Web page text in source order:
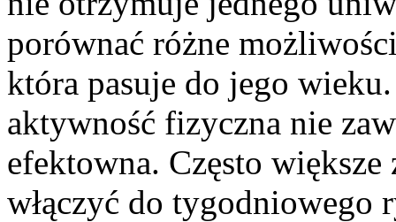
porównać różne
która pasuje do jego
aktywność fizyczna nie
efektowna. Często większe
włączyć do tygodniowego